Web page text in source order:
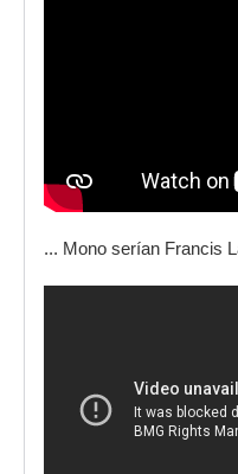
... Mono serían Francis